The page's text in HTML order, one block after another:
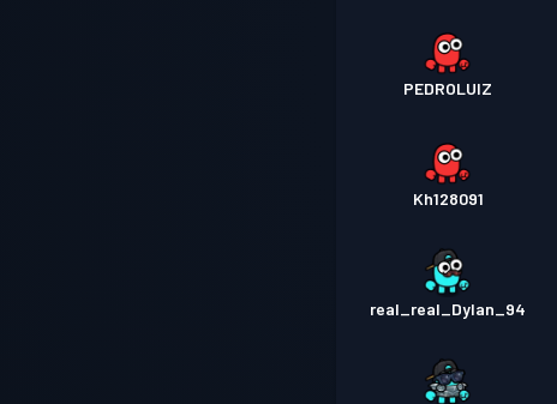
PEDROLUIZ
Kh128091
real_real_Dylan_94